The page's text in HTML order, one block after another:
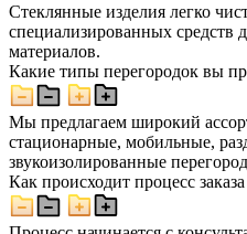
Стеклянные изделия легко
специализированных средств
материалов.
Какие типы перегородок вы
Мы предлагаем широкий
стационарные, мобильные,
звукоизолированные
Как происходит процесс